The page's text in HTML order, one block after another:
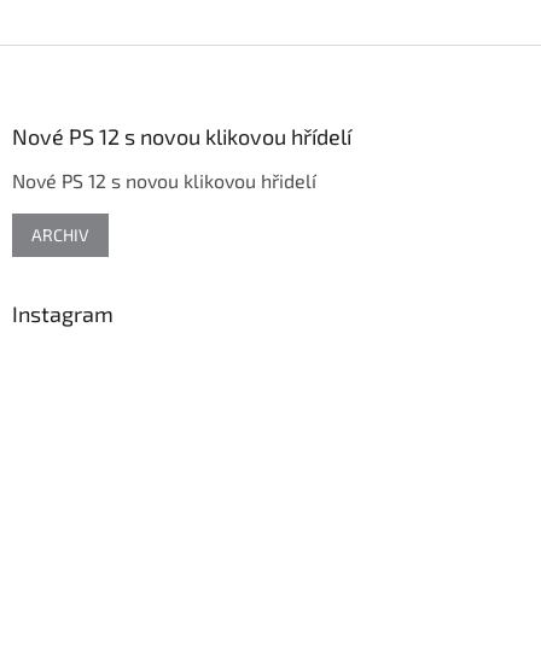
Nové PS 12 s novou klikovou hřídelí
Nové PS 12 s novou klikovou hřidelí
ARCHIV
Instagram